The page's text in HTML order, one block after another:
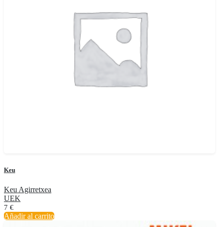
Keu
Keu Agirretxea
UEK
7 €
Añadir al carrito